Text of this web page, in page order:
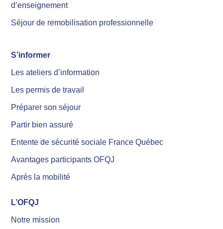
d’enseignement
Séjour de remobilisation professionnelle
S’informer
Les ateliers d’information
Les permis de travail
Préparer son séjour
Partir bien assuré
Entente de sécurité sociale France Québec
Avantages participants OFQJ
Après la mobilité
L’OFQJ
Notre mission